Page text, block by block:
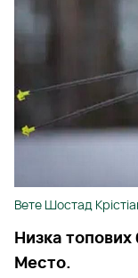
Вете Шостад
Низка топових
Место.